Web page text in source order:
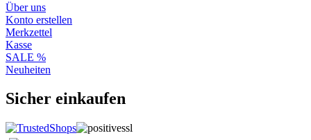
Über uns
Konto erstellen
Merkzettel
Kasse
SALE %
Neuheiten
Sicher einkaufen